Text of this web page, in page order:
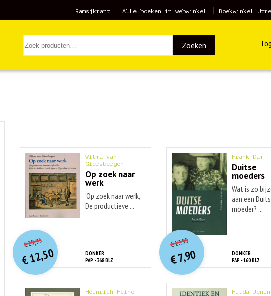
Ramsjkrant Alle boeken in webwinkel Boekwinkel
Zoeken
Wilma van
Giersbergen
Op zoek naar
werk
‘Op zoek naar werk,
De productieve ...
DONKER
PAP - 368 BLZ
€29,95O
orspr
onkelijke
prijs
was:
€ 29,95.
€12,50
Huidige
prijs
is:€ 12,50.
Frank Dam
Duitse
moeders
Wat is zo
aan een
moeder? ...
DONKER
PAP - 160 BLZ
€19,95O
orspr
onkelijke
prijs
was:
€ 19,95.
€7,90
Huidige
prijs
is:
€ 7,90.
Heinrich Heine Hilda